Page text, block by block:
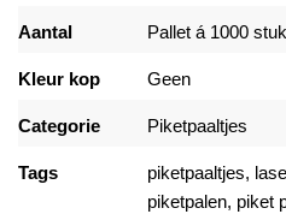
Aantal Pallet á 1000
Kleur kop Geen
Categorie Piketpaaltjes
Tags piketpaaltjes,
piketpalen, piket